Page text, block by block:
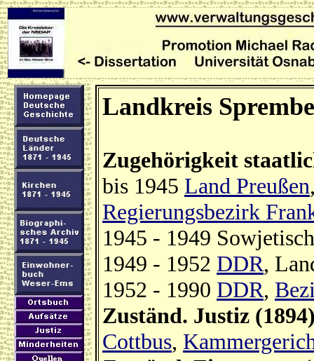
Landkreis
Zugehörigkeit
bis 1945 Land Preußen
Regierungsbezirk
1945 - 1949
1949 - 1952 DDR,
1952 - 1990 DDR,
Zuständ. Justiz
Cottbus,